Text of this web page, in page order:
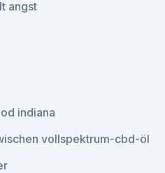
angst
indiana
vollspektrum-cbd-öl